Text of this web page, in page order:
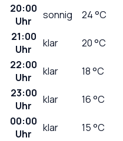
20:00
Uhr
sonnig 24°C
21:00
Uhr
klar 20°C
22:00
Uhr
klar 18°C
23:00
Uhr
klar 16°C
00:00
Uhr
klar 15°C